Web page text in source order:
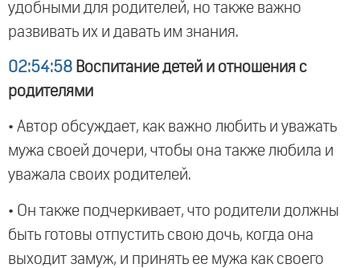
удобными для родителей, но также важно
развивать их и давать им знания.
02:54:58 Воспитание детей и отношения с
родителями
• Автор обсуждает, как важно любить и уважать
мужа своей дочери, чтобы она также любила и
уважала своих родителей.
• Он также подчеркивает, что родители должны
быть готовы отпустить свою дочь, когда она
выходит замуж, и принять ее мужа как своего